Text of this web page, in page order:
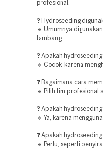
profesional.
❓ Hydroseeding
🔹 Umumnya
tambang.
❓ Apakah
🔹 Cocok, karena
❓ Bagaimana cara
🔹 Pilih tim profesional
❓ Apakah
🔹 Ya, karena
❓ Apakah
🔹 Perlu, seperti